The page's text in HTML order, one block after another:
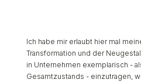
Ich habe mir erlaubt hier mal
Transformation und der
in Unternehmen exemplarisch -
Gesamtzustands - einzutragen,